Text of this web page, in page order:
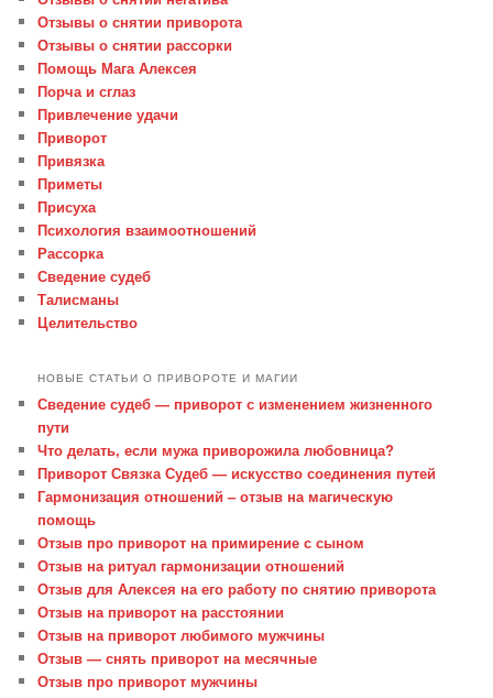
Отзывы о снятии приворота
Отзывы о снятии рассорки
Помощь Мага Алексея
Порча и сглаз
Привлечение удачи
Приворот
Привязка
Приметы
Присуха
Психология взаимоотношений
Рассорка
Сведение судеб
Талисманы
Целительство
НОВЫЕ СТАТЬИ О ПРИВОРОТЕ И МАГИИ
Сведение судеб — приворот с изменением жизненного
пути
Что делать, если мужа приворожила любовница?
Приворот Связка Судеб — искусство соединения путей
Гармонизация отношений – отзыв на магическую
помощь
Отзыв про приворот на примирение с сыном
Отзыв на ритуал гармонизации отношений
Отзыв для Алексея на его работу по снятию приворота
Отзыв на приворот на расстоянии
Отзыв на приворот любимого мужчины
Отзыв — снять приворот на месячные
Отзыв про приворот мужчины